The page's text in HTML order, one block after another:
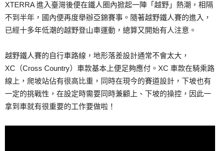
XTERRA 進入臺灣後便在鐵人圈內掀起一陣「越野」熱潮，相隔
不到半年，國內便再度舉辦亞錦賽事。隨著越野鐵人賽的進入，
已經十多年低潮的越野登山車運動，總算又開始有人注意。
越野鐵人賽的自行車路線，地形落差設計通常不會太大，
XC（Cross Country）車款基本上便足夠應付。XC 車款在騎乘路
線上，爬坡站佔有很高比重，同時在現今的賽道設計，下坡也有
一定的挑戰性，在設定時需要同時兼顧上、下坡的操控，因此一
拿到車就有很重要的工作要做啦！